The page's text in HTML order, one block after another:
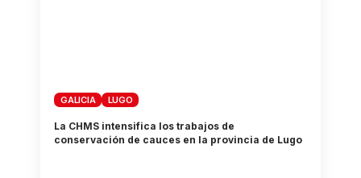
GALICIA LUGO
La CHMS intensifica los trabajos de
conservación de cauces en la provincia de Lugo